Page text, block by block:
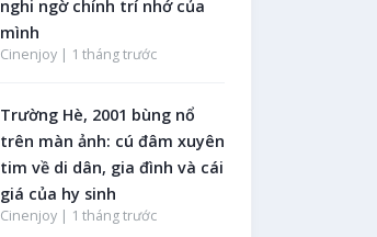
nghi ngờ chính trí nhớ của
mình
Cinenjoy | 1 tháng trước
Trường Hè, 2001 bùng nổ
trên màn ảnh: cú đâm xuyên
tim về di dân, gia đình và cái
giá của hy sinh
Cinenjoy | 1 tháng trước